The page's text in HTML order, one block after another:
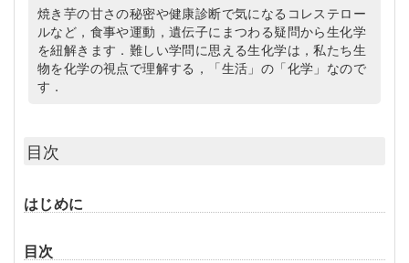
焼き芋の甘さの秘密や健康診断で気になるコレステロー
ルなど，食事や運動，遺伝子にまつわる疑問から生化学
を紐解きます．難しい学問に思える生化学は，私たち生
物を化学の視点で理解する，「生活」の「化学」なので
す．
目次
はじめに
目次